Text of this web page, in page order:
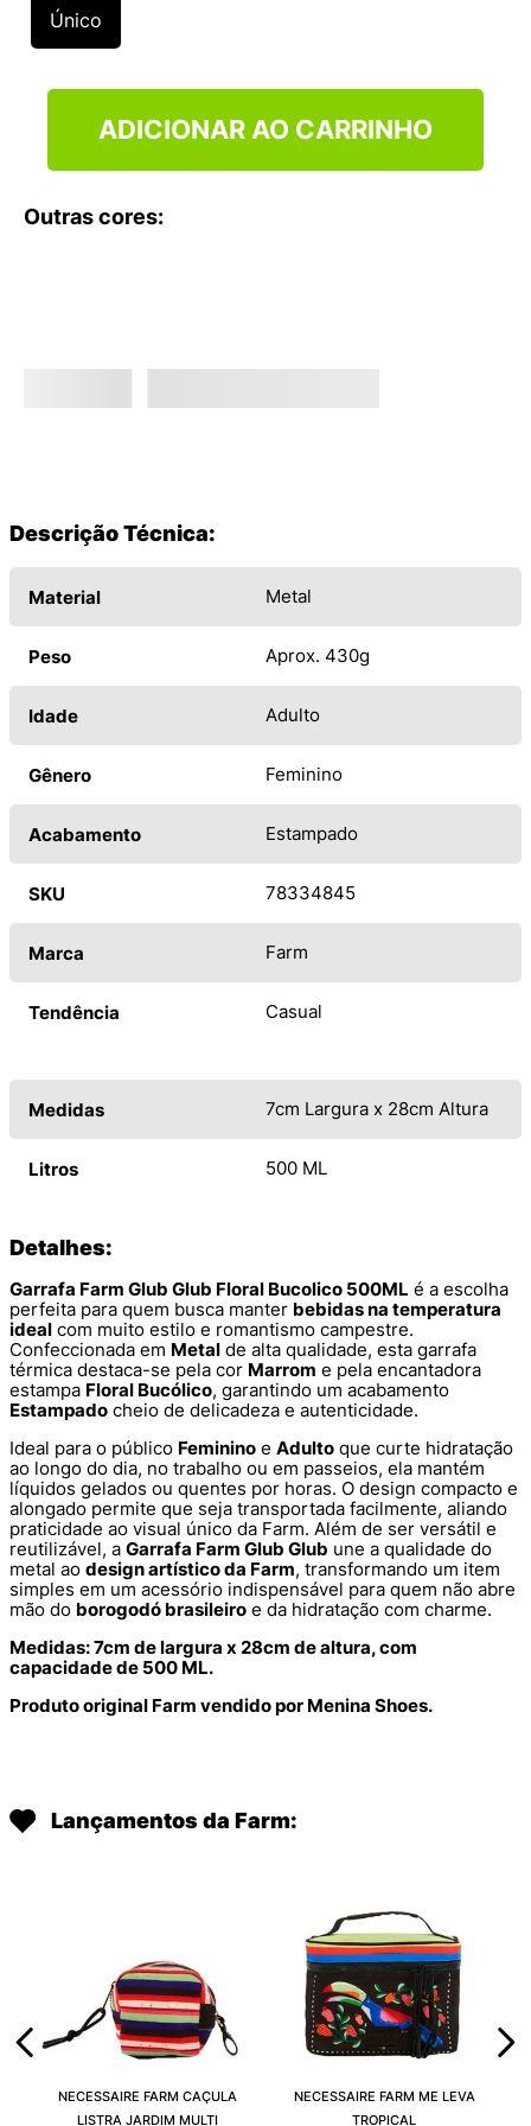
Único
ADICIONAR AO CARRINHO
Outras cores:
Descrição Técnica:
Material Metal
Peso Aprox. 430g
Idade Adulto
Gênero Feminino
Acabamento Estampado
SKU 78334845
Marca Farm
Tendência Casual
Medidas 7cm Largura x 28cm Altura
Litros 500 ML
Detalhes:
Garrafa Farm Glub Glub Floral Bucolico 500ML é a escolha
perfeita para quem busca manter bebidas na temperatura
ideal com muito estilo e romantismo campestre.
Confeccionada em Metal de alta qualidade, esta garrafa
térmica destaca-se pela cor Marrom e pela encantadora
estampa Floral Bucólico, garantindo um acabamento
Estampado cheio de delicadeza e autenticidade.
Ideal para o público Feminino e Adulto que curte hidratação
ao longo do dia, no trabalho ou em passeios, ela mantém
líquidos gelados ou quentes por horas. O design compacto e
alongado permite que seja transportada facilmente, aliando
praticidade ao visual único da Farm. Além de ser versátil e
reutilizável, a Garrafa Farm Glub Glub une a qualidade do
metal ao design artístico da Farm, transformando um item
simples em um acessório indispensável para quem não abre
mão do borogodó brasileiro e da hidratação com charme.
Medidas: 7cm de largura x 28cm de altura, com
capacidade de 500 ML.
Produto original Farm vendido por Menina Shoes.
Lançamentos da Farm:
NECESSAIRE FARM CAÇULA
LISTRA JARDIM MULTI
NECESSAIRE FARM ME LEVA
TROPICAL
º
VANS TÊNIS VANS ULTRARANGE
10º NEW BALANCE 204L